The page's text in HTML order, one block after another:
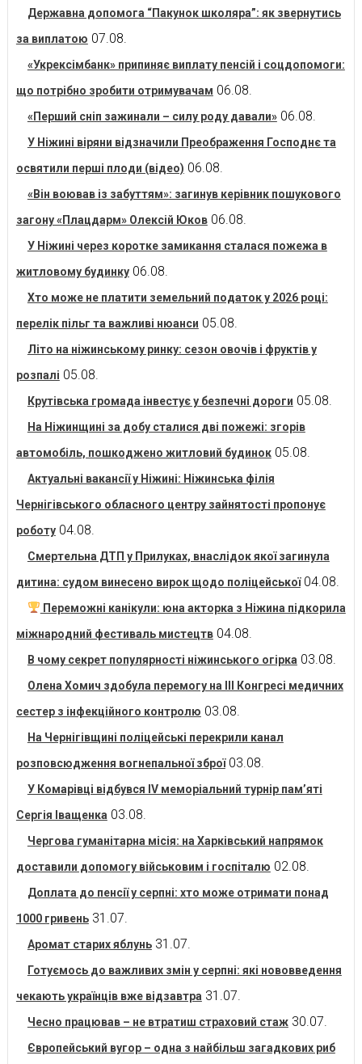
Державна допомога “Пакунок школяра”: як звернутись
за виплатою 07.08.
«Укрексімбанк» припиняє виплату пенсій і соцдопомоги:
що потрібно зробити отримувачам 06.08.
«Перший сніп зажинали – силу роду давали» 06.08.
У Ніжині віряни відзначили Преображення Господнє та
освятили перші плоди (відео) 06.08.
«Він воював із забуттям»: загинув керівник пошукового
загону «Плацдарм» Олексій Юков 06.08.
У Ніжині через коротке замикання сталася пожежа в
житловому будинку 06.08.
Хто може не платити земельний податок у 2026 році:
перелік пільг та важливі нюанси 05.08.
Літо на ніжинському ринку: сезон овочів і фруктів у
розпалі 05.08.
Крутівська громада інвестує у безпечні дороги 05.08.
На Ніжинщині за добу сталися дві пожежі: згорів
автомобіль, пошкоджено житловий будинок 05.08.
Актуальні вакансії у Ніжині: Ніжинська філія
Чернігівського обласного центру зайнятості пропонує
роботу 04.08.
Смертельна ДТП у Прилуках, внаслідок якої загинула
дитина: судом винесено вирок щодо поліцейської 04.08.
Переможні канікули: юна акторка з Ніжина підкорила
міжнародний фестиваль мистецтв 04.08.
В чому секрет популярності ніжинського огірка 03.08.
Олена Хомич здобула перемогу на ІІІ Конгресі медичних
сестер з інфекційного контролю 03.08.
На Чернігівщині поліцейські перекрили канал
розповсюдження вогнепальної зброї 03.08.
У Комарівці відбувся IV меморіальний турнір пам’яті
Сергія Іващенка 03.08.
Чергова гуманітарна місія: на Харківський напрямок
доставили допомогу військовим і госпіталю 02.08.
Доплата до пенсії у серпні: хто може отримати понад
1000 гривень 31.07.
Аромат старих яблунь 31.07.
Готуємось до важливих змін у серпні: які нововведення
чекають українців вже відзавтра 31.07.
Чесно працював – не втратиш страховий стаж 30.07.
Європейський вугор – одна з найбільш загадкових риб